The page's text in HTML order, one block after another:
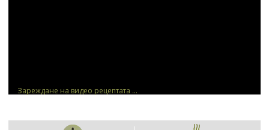
Зареждане на видео рецептата ...